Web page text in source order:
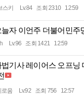
스키 Lv.84 조회 2310 12:59
늘자 이언주 더불어민주
Lv.96 조회 1421 12:59
법기사 레이어스 오프닝
로움 Lv.92 조회 756 12:57